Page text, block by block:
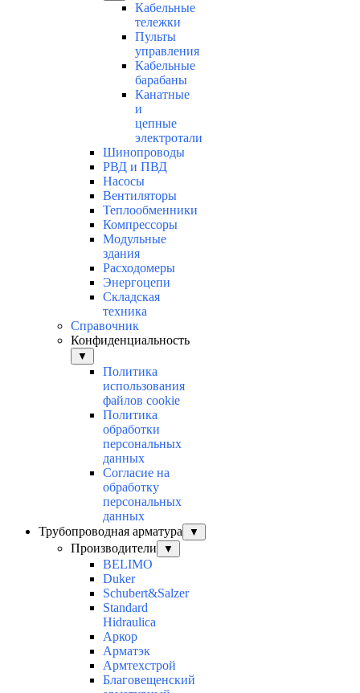
Кабельные
тележки
Пульты
управления
Кабельные
барабаны
Канатные
и
цепные
электротали
Шинопроводы
РВД и ПВД
Насосы
Вентиляторы
Теплообменники
Компрессоры
Модульные
здания
Расходомеры
Энергоцепи
Складская
техника
Справочник
Конфиденциальность
▼
Политика
использования
файлов cookie
Политика
обработки
персональных
данных
Согласие на
обработку
персональных
данных
Трубопроводная арматура
▼
Производители ▼
BELIMO
Duker
Schubert&Salzer
Standard
Hidraulica
Аркор
Арматэк
Армтехстрой
Благовещенский